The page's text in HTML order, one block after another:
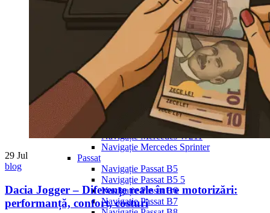
Navigație Ford Fiesta
Navigație Ford Focus 1
Navigație Ford Focus 2
Navigație Ford Focus MK3
Navigație Ford Mondeo MK3
Navigație Ford Mondeo MK4
Navigație Ford Transit
Mercedes
Navigație Mercedes C Class W203
Navigație Mercedes C Class W204
Navigație Mercedes W203
Navigație Mercedes W204
Navigație Mercedes W211
Navigație Mercedes Sprinter
Passat
Navigație Passat B5
Navigație Passat B5 5
Navigație Passat B6
Navigație Passat B7
29 Jul
blog
Dacia Jogger – Diferențe reale între motorizări:
performanță, confort, costuri